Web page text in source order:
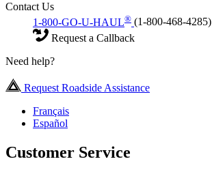
Contact Us
1-800-GO-U-HAUL® (1-800-468-4285)
Request a Callback
Need help?
Request Roadside Assistance
Français
Español
Customer Service